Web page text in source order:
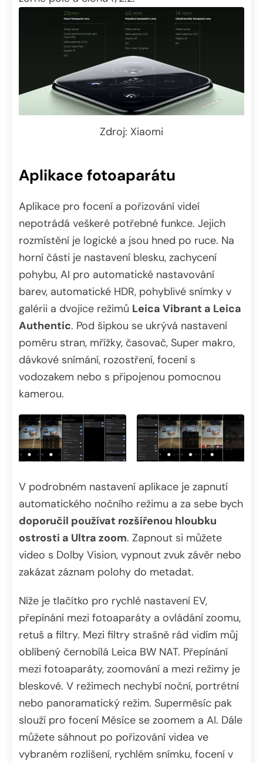
Zdroj: Xiaomi
Aplikace fotoaparátu
Aplikace pro focení a pořizování videí
nepotrádá veškeré potřebné funkce. Jejich
rozmístění je logické a jsou hned po ruce. Na
horní části je nastavení blesku, zachycení
pohybu, AI pro automatické nastavování
barev, automatické HDR, pohyblivé snímky v
galérii a dvojice režimů Leica Vibrant a Leica
Authentic. Pod šipkou se ukrývá nastavení
poměru stran, mřížky, časovač, Super makro,
dávkové snímání, rozostření, focení s
vodozakem nebo s připojenou pomocnou
kamerou.
V podrobném nastavení aplikace je zapnutí
automatického nočního režimu a za sebe bych
doporučil používat rozšířenou hloubku
ostrosti a Ultra zoom. Zapnout si můžete
video s Dolby Vision, vypnout zvuk závěr nebo
zakázat záznam polohy do metadat.
Níže je tlačítko pro rychlé nastavení EV,
přepínání mezi fotoaparáty a ovládání zoomu,
retuš a filtry. Mezi filtry strašně rád vidím můj
oblíbený černobílá Leica BW NAT. Přepínání
mezi fotoaparáty, zoomování a mezi režimy je
bleskové. V režimech nechybí noční, portrétní
nebo panoramatický režim. Superměsíc pak
slouží pro focení Měsíce se zoomem a AI. Dále
můžete sáhnout po pořizování videa ve
vybraném rozlišení, rychlém snímku, focení v